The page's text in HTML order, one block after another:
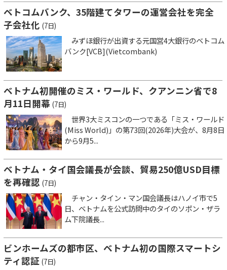
ベトコムバンク、35階建てタワーの運営会社を完全
子会社化 (7日)
みずほ銀行が出資する元国営4大銀行のベトコム
バンク[VCB](Vietcombank)
ベトナム初開催のミス・ワールド、クアンニン省で8
月11日開幕 (7日)
世界3大ミスコンの一つである「ミス・ワールド
(Miss World)」の第73回(2026年)大会が、8月8日
から9月5...
ベトナム・タイ国会議長が会談、貿易250億USD目標
を再確認 (7日)
チャン・タイン・マン国会議長はハノイ市で5
日、ベトナムを公式訪問中のタイのソポン・ザラ
ム下院議長...
ビンホームズの都市区、ベトナム初の国際スマートシ
ティ認証 (7日)